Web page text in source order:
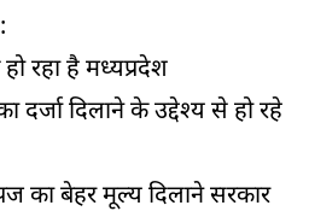
रहा है मध्यप्रदेश
दर्जा दिलाने के उद्देश्य से हो रहे
का बेहर मूल्य दिलाने सरकार